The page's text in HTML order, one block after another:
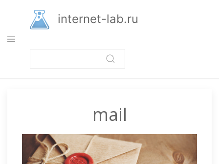
основному
содержанию
internet-lab.ru
mail